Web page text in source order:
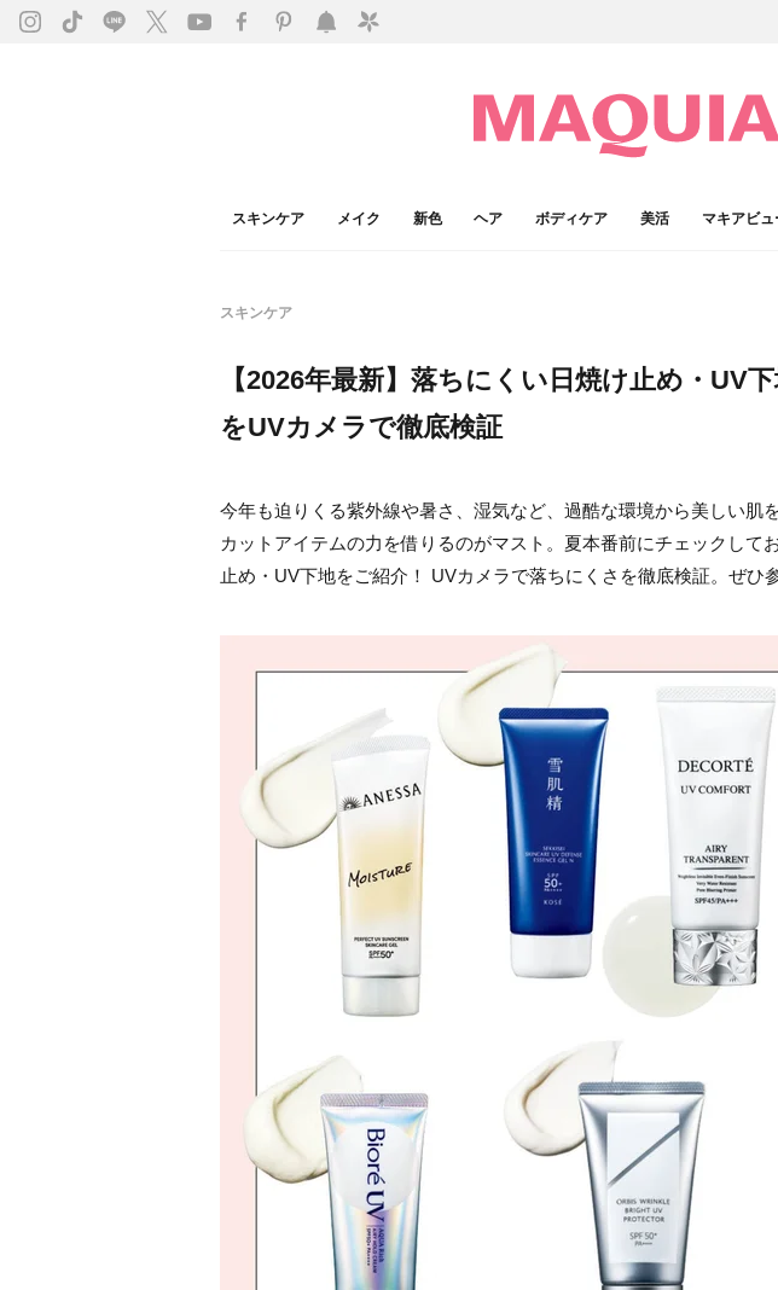
スキンケア メイク 新色 ヘア ボディケア 美活 マキアビ
スキンケア
【2026年最新】落ちにくい日焼け止め・UV
をUVカメラで徹底検証
今年も迫りくる紫外線や暑さ、湿気など、過酷な環境から美しい肌
カットアイテムの力を借りるのがマスト。夏本番前にチェックして
止め・UV下地をご紹介！ UVカメラで落ちにくさを徹底検証。ぜひ